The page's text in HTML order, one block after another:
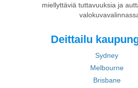
miellyttäviä tuttavuuksia ja
Deittailu
Sydney
Melbourne
Brisbane